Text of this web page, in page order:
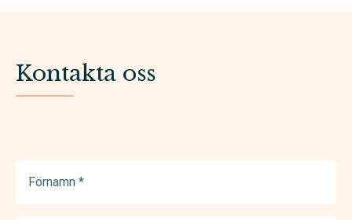
Kontakta oss
(Required)